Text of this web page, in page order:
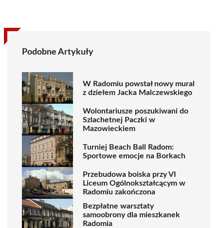
Podobne Artykuły
W Radomiu powstał nowy mural
z dziełem Jacka Malczewskiego
Wolontariusze poszukiwani do
Szlachetnej Paczki w
Mazowieckiem
Turniej Beach Ball Radom:
Sportowe emocje na Borkach
Przebudowa boiska przy VI
Liceum Ogólnokształcącym w
Radomiu zakończona
Bezpłatne warsztaty
samoobrony dla mieszkanek
Radomia